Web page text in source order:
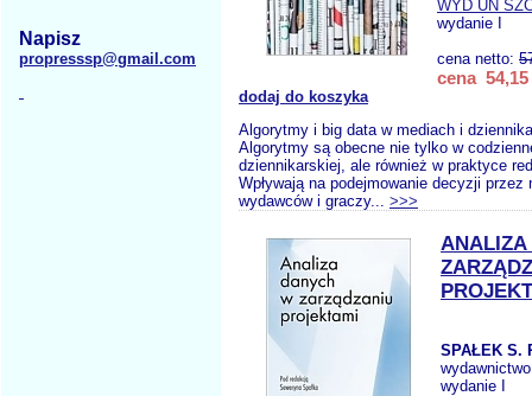
Napisz
propresssp@gmail.com
WYD UN
wydanie I
cena netto:
cena 54,15
dodaj do koszyka
Algorytmy i big data w mediach i
Algorytmy są obecne nie tylko w
dziennikarskiej, ale również w praktyce
Wpływają na podejmowanie decyzji przez
wydawców i graczy... >>>
ANALIZA
SPAŁEK S.
wydanie I